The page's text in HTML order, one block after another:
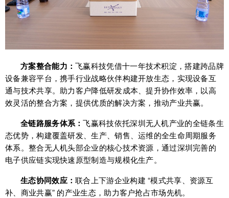
方案整合能力：飞赢科技凭借十一年技术积淀，搭建跨品牌
设备兼容平台，携手行业战略伙伴构建开放生态，实现设备互
通与技术共享。助力客户降低研发成本、提升协作效率，以高
效灵活的整合方案，提供优质的解决方案，推动产业共赢。
全链路服务体系：飞赢科技依托深圳无人机产业的全链条生
态优势，构建覆盖研发、生产、销售、运维的全生命周期服务
体系。整合无人机头部企业的核心技术资源，通过深圳完善的
电子供应链实现快速原型制造与规模化生产。
生态协同效应：联合上下游企业构建 “模式共享、资源互
补、商业共赢” 的产业生态，助力客户抢占市场先机。